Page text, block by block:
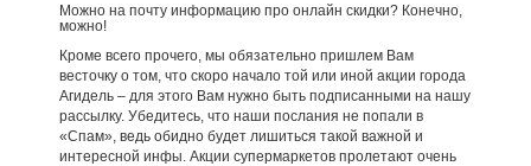
Можно на почту информацию про онлайн скидки? Конечно,
можно!
Кроме всего прочего, мы обязательно пришлем Вам
весточку о том, что скоро начало той или иной акции города
Агидель – для этого Вам нужно быть подписанными на нашу
рассылку. Убедитесь, что наши послания не попали в
«Спам», ведь обидно будет лишиться такой важной и
интересной инфы. Акции супермаркетов пролетают очень